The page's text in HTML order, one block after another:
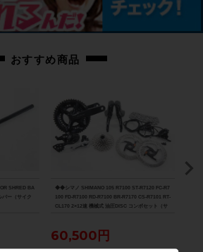
おすすめ商品
SHRED BA
バー（サイク
◆◆シマノ SHIMANO 105 R7100 ST-R7120 FC-R7
100 FD-R7100 RD-R7100 BR-R7170 CS-R7101 RT-
CL170 2×12速 機械式 油圧DISC コンポセット（サ
60,500円